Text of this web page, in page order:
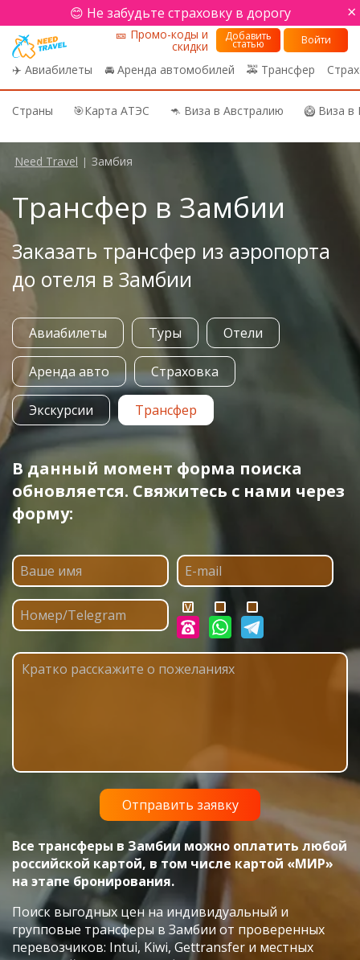
😊 Не забудьте страховку в дорогу ×
✈️ Авиабилеты 🚘 Аренда автомобилей 🚕 Трансфер
🎫 Промо-коды и
скидки
Добавить
статью Войти
Страны 🎯Карта АТЭС 🦘 Виза в Австралию 🥝 Виза
Need Travel | Замбия
Трансфер в Замбии
Заказать трансфер из аэропорта
до отеля в Замбии
Авиабилеты Туры Отели
Аренда авто Страховка
Экскурсии Трансфер
В данный момент форма поиска
обновляется. Свяжитесь с нами через
форму:
Все трансферы в Замбии можно оплатить любой
российской картой, в том числе картой «МИР»
на этапе бронирования.
Поиск выгодных цен на индивидуальный и
групповые трансферы в Замбии от проверенных
перевозчиков: Intui, Kiwi, Gettransfer и местных